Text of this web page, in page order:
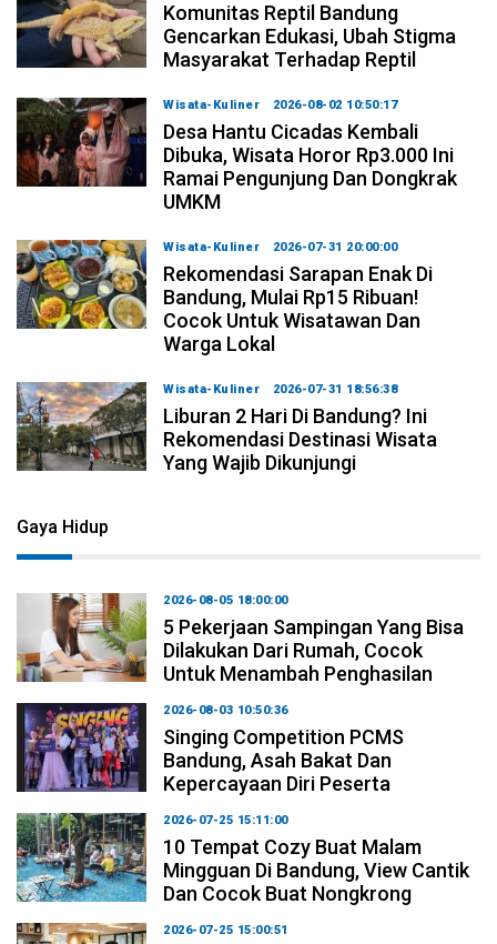
Komunitas Reptil Bandung
Gencarkan Edukasi, Ubah Stigma
Masyarakat Terhadap Reptil
Wisata-Kuliner 2026-08-02 10:50:17
Desa Hantu Cicadas Kembali
Dibuka, Wisata Horor Rp3.000 Ini
Ramai Pengunjung Dan Dongkrak
UMKM
Wisata-Kuliner 2026-07-31 20:00:00
Rekomendasi Sarapan Enak Di
Bandung, Mulai Rp15 Ribuan!
Cocok Untuk Wisatawan Dan
Warga Lokal
Wisata-Kuliner 2026-07-31 18:56:38
Liburan 2 Hari Di Bandung? Ini
Rekomendasi Destinasi Wisata
Yang Wajib Dikunjungi
Gaya Hidup
2026-08-05 18:00:00
5 Pekerjaan Sampingan Yang Bisa
Dilakukan Dari Rumah, Cocok
Untuk Menambah Penghasilan
2026-08-03 10:50:36
Singing Competition PCMS
Bandung, Asah Bakat Dan
Kepercayaan Diri Peserta
2026-07-25 15:11:00
10 Tempat Cozy Buat Malam
Mingguan Di Bandung, View Cantik
Dan Cocok Buat Nongkrong
2026-07-25 15:00:51